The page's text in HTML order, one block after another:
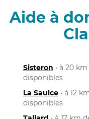
Aide à
Sisteron • à 20
disponibles
La Saulce • à 12
disponibles